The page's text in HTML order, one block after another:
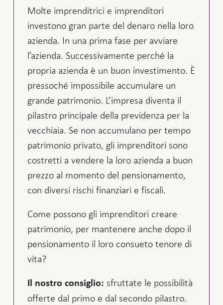
Molte imprenditrici e imprenditori
investono gran parte del denaro nella loro
azienda. In una prima fase per avviare
l’azienda. Successivamente perché la
propria azienda è un buon investimento. È
pressoché impossibile accumulare un
grande patrimonio. L’impresa diventa il
pilastro principale della previdenza per la
vecchiaia. Se non accumulano per tempo
patrimonio privato, gli imprenditori sono
costretti a vendere la loro azienda a buon
prezzo al momento del pensionamento,
con diversi rischi finanziari e fiscali.
Come possono gli imprenditori creare
patrimonio, per mantenere anche dopo il
pensionamento il loro consueto tenore di
vita?
Il nostro consiglio: sfruttate le possibilità
offerte dal primo e dal secondo pilastro.